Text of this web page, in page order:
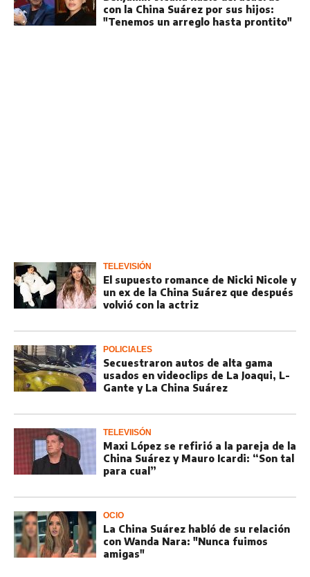
con la China Suárez por sus hijos:
"Tenemos un arreglo hasta prontito"
TELEVISIÓN
El supuesto romance de Nicki Nicole y
un ex de la China Suárez que después
volvió con la actriz
POLICIALES
Secuestraron autos de alta gama
usados en videoclips de La Joaqui, L-
Gante y La China Suárez
TELEVIISÓN
Maxi López se refirió a la pareja de la
China Suárez y Mauro Icardi: “Son tal
para cual”
OCIO
La China Suárez habló de su relación
con Wanda Nara: "Nunca fuimos
amigas"